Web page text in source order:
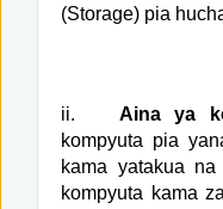
(Storage) pia
ii. Aina ya
kompyuta pia
kama yatakua
kompyuta kama